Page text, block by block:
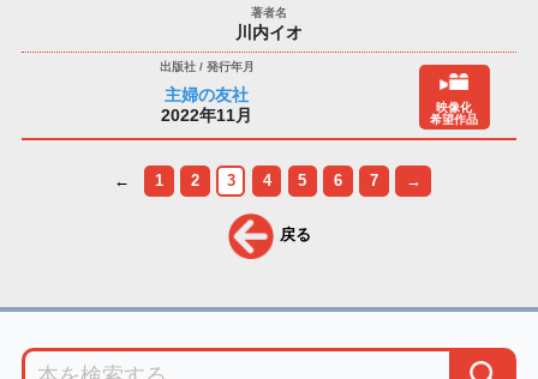
川内イオ
主婦の友社
2022年11月
映像化
希望作品
← 1 2 3 4 5 6 7 →
戻る